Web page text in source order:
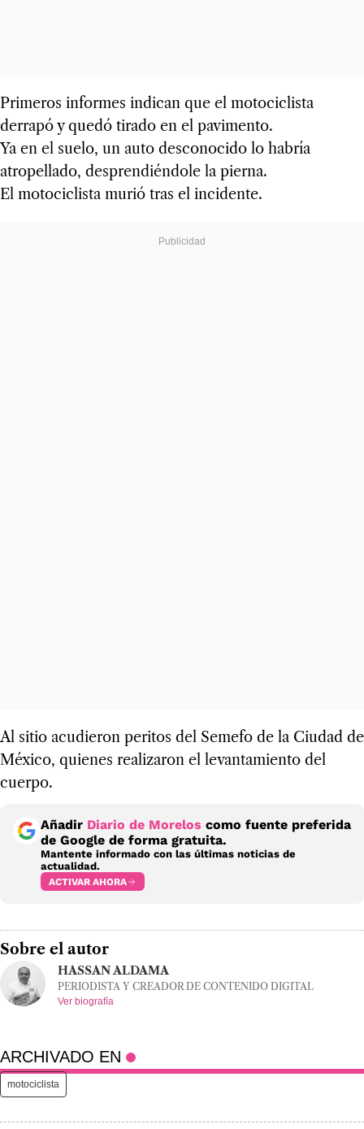
Primeros informes indican que el motociclista
derrapó y quedó tirado en el pavimento.
Ya en el suelo, un auto desconocido lo habría
atropellado, desprendiéndole la pierna.
El motociclista murió tras el incidente.
Al sitio acudieron peritos del Semefo de la Ciudad de
México, quienes realizaron el levantamiento del
cuerpo.
Añadir Diario de Morelos como fuente preferida
de Google de forma gratuita.
Mantente informado con las últimas noticias de
actualidad.
ACTIVAR AHORA
Sobre el autor
HASSAN ALDAMA
PERIODISTA Y CREADOR DE CONTENIDO DIGITAL
Ver biografía
ARCHIVADO EN
motociclista